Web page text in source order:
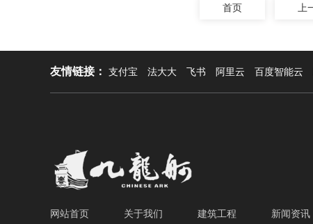
首页 上
友情链接： 支付宝 法大大 飞书 阿里云 百度智能云
网站首页 关于我们 建筑工程 新闻资讯